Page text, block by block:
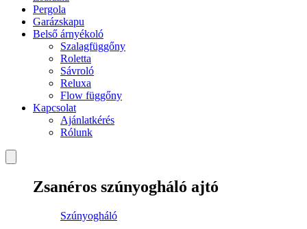
Pergola
Garázskapu
Belső árnyékoló
Szalagfüggőny
Roletta
Sávroló
Reluxa
Flow függőny
Kapcsolat
Ajánlatkérés
Rólunk
Zsanéros szúnyogháló ajtó
Szúnyogháló